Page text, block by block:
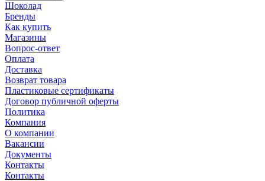
Шоколад
Бренды
Как купить
Магазины
Вопрос-ответ
Оплата
Доставка
Возврат товара
Пластиковые сертификаты
Договор публичной оферты
Политика
Компания
О компании
Вакансии
Документы
Контакты
Контакты